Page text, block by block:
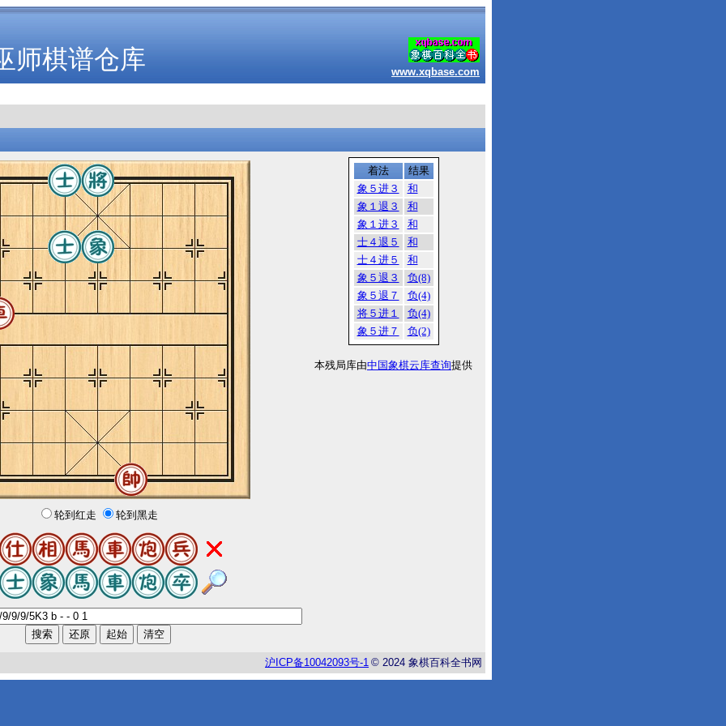
师棋谱仓库 www.xqbase.com
轮到红走 轮到黑走
着法
结果
象５进３
和
象１退３
和
象１进３
和
士４退５
和
士４进５
和
象５退３
负(8)
象５退７
负(4)
将５进１
负(4)
象５进７
负(2)
本残局库由中国象棋云库查询提供
沪 ICP备10042093号-1 © 2024 象棋百科全书网